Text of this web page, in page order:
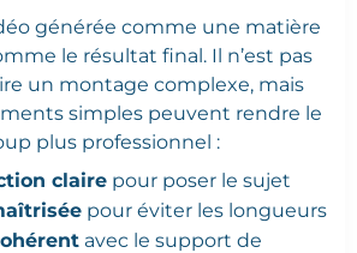
générée comme une matière
le résultat final. Il n’est pas
un montage complexe, mais
simples peuvent rendre le
plus professionnel :
claire pour poser le sujet
pour éviter les longueurs
avec le support de